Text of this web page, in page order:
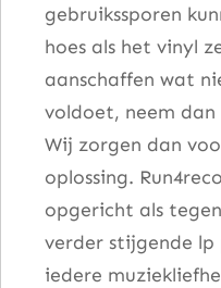
gebruikssporen
hoes als het vinyl
aanschaffen wat
voldoet, neem
Wij zorgen dan
oplossing.
opgericht als
verder stijgende lp
iedere